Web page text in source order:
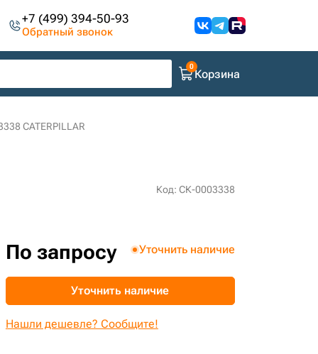
+7 (499) 394-50-93
Обратный звонок
Корзина
CATERPILLAR
Код: СК-0003338
По запросу Уточнить наличие
Уточнить наличие
Нашли дешевле? Сообщите!